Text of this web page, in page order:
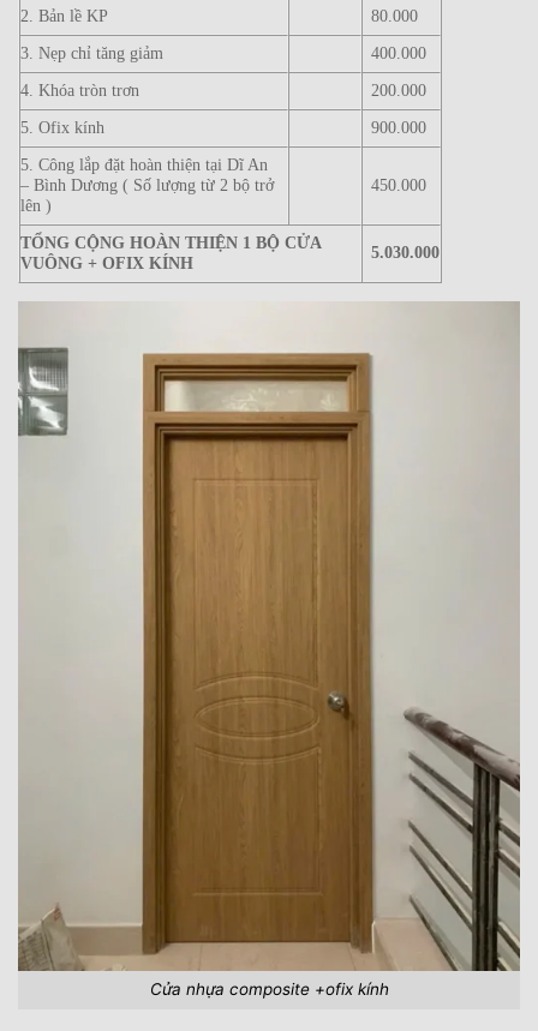
2. Bản lề KP 80.000
3. Nẹp chỉ tăng giảm 400.000
4. Khóa tròn trơn 200.000
5. Ofix kính 900.000
5. Công lắp đặt hoàn thiện tại Dĩ An
– Bình Dương ( Số lượng từ 2 bộ trở
lên )
450.000
TỔNG CỘNG HOÀN THIỆN 1 BỘ CỬA
VUÔNG + OFIX KÍNH
5.030.000
Cửa nhựa composite +ofix kính